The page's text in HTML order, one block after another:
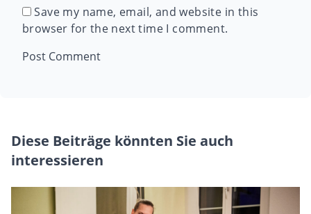
Save my name, email, and website in this
browser for the next time I comment.
Diese Beiträge könnten Sie auch
interessieren